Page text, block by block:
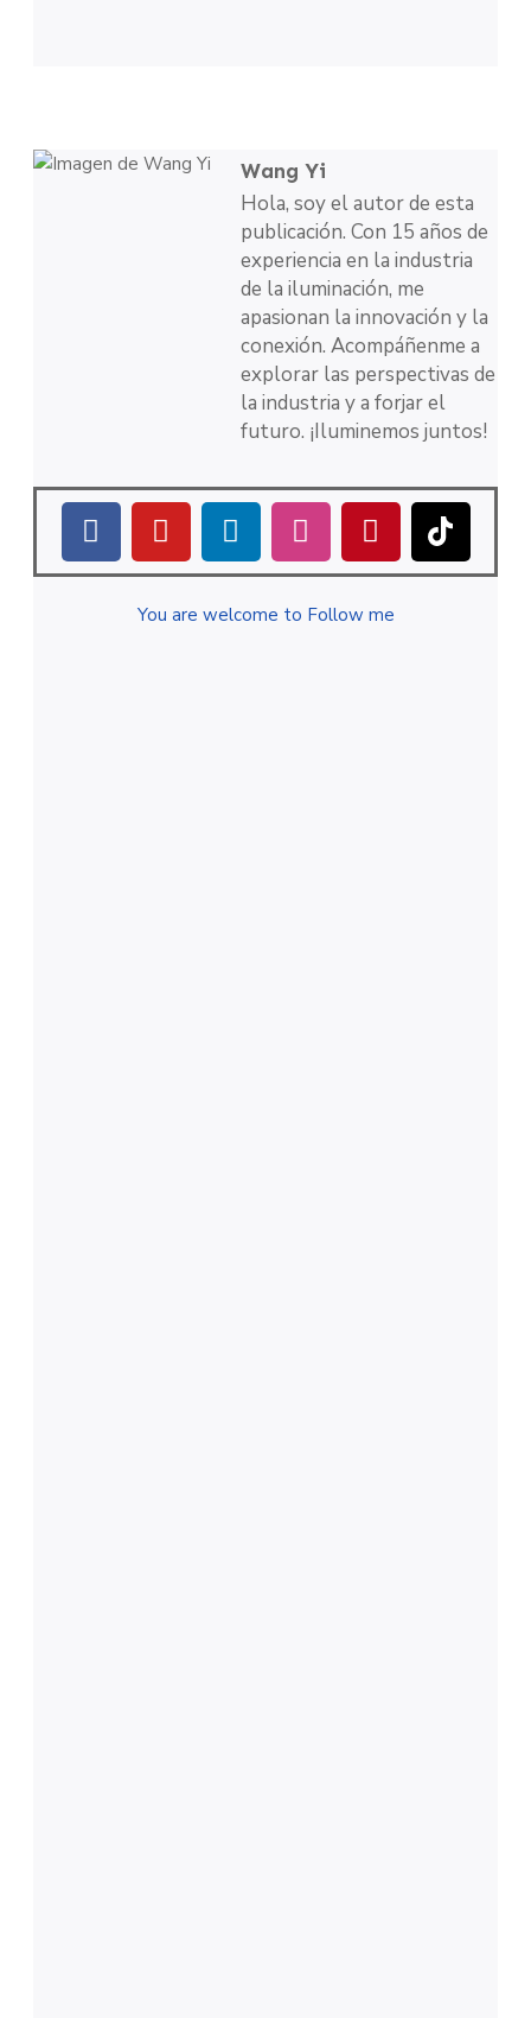
Wang Yi
Hola, soy el autor de esta
publicación. Con 15 años de
experiencia en la industria
de la iluminación, me
apasionan la innovación y la
conexión. Acompáñenme a
explorar las perspectivas de
la industria y a forjar el
futuro. ¡Iluminemos juntos!
You are welcome to Follow me